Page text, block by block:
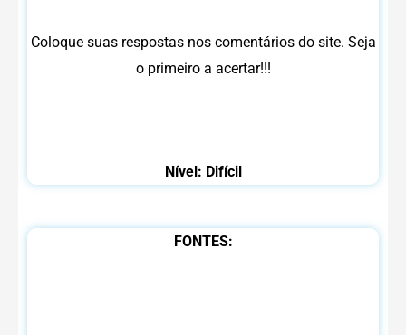
Coloque suas respostas nos comentários do site. Seja
o primeiro a acertar!!!
Nível: Difícil
FONTES: